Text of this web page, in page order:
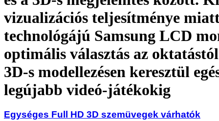
vizualizációs teljesítménye
technológájú Samsung LCD
optimális választás az
3D-s modellezésen keresztül
legújabb videó-játékokig
Egységes Full HD 3D szemüvegek várhatók